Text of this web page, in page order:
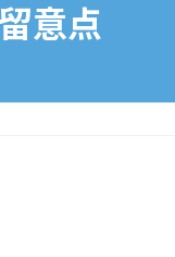
意点